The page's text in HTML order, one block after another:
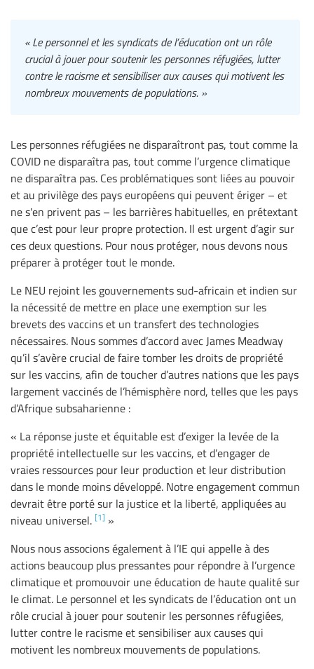
« Le personnel et les syndicats de l’éducation ont un rôle
crucial à jouer pour soutenir les personnes réfugiées, lutter
contre le racisme et sensibiliser aux causes qui motivent les
nombreux mouvements de populations. »
Les personnes réfugiées ne disparaîtront pas, tout comme la
COVID ne disparaîtra pas, tout comme l’urgence climatique
ne disparaîtra pas. Ces problématiques sont liées au pouvoir
et au privilège des pays européens qui peuvent ériger – et
ne s'en privent pas – les barrières habituelles, en prétextant
que c’est pour leur propre protection. Il est urgent d’agir sur
ces deux questions. Pour nous protéger, nous devons nous
préparer à protéger tout le monde.
Le NEU rejoint les gouvernements sud-africain et indien sur
la nécessité de mettre en place une exemption sur les
brevets des vaccins et un transfert des technologies
nécessaires. Nous sommes d’accord avec James Meadway
qu’il s’avère crucial de faire tomber les droits de propriété
sur les vaccins, afin de toucher d’autres nations que les pays
largement vaccinés de l’hémisphère nord, telles que les pays
d’Afrique subsaharienne :
« La réponse juste et équitable est d’exiger la levée de la
propriété intellectuelle sur les vaccins, et d’engager de
vraies ressources pour leur production et leur distribution
dans le monde moins développé. Notre engagement commun
devrait être porté sur la justice et la liberté, appliquées au
niveau universel. [1] »
Nous nous associons également à l’IE qui appelle à des
actions beaucoup plus pressantes pour répondre à l’urgence
climatique et promouvoir une éducation de haute qualité sur
le climat. Le personnel et les syndicats de l’éducation ont un
rôle crucial à jouer pour soutenir les personnes réfugiées,
lutter contre le racisme et sensibiliser aux causes qui
motivent les nombreux mouvements de populations.